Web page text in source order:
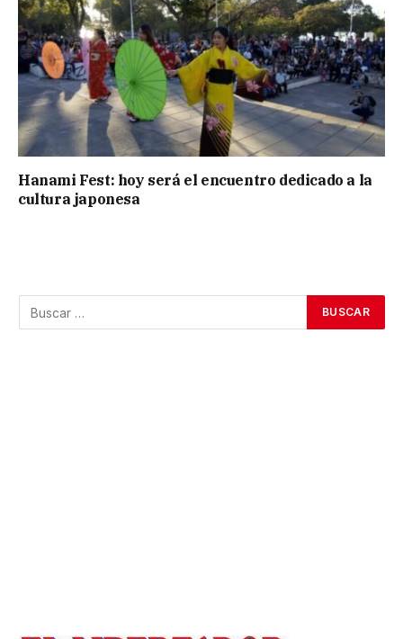
Hanami Fest: hoy será el encuentro dedicado a la
cultura japonesa